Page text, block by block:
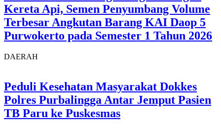
Kereta Api, Semen Penyumbang Volume
Terbesar Angkutan Barang KAI Daop 5
Purwokerto pada Semester 1 Tahun 2026
DAERAH
Peduli Kesehatan Masyarakat Dokkes
Polres Purbalingga Antar Jemput Pasien
TB Paru ke Puskesmas